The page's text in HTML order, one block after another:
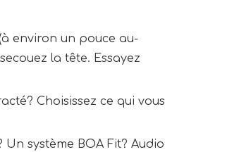
environ un pouce au-
la tête. Essayez
Choisissez ce qui vous
système BOA Fit? Audio